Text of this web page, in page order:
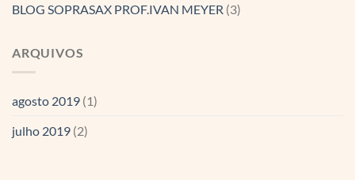
BLOG SOPRASAX PROF.IVAN MEYER (3)
ARQUIVOS
agosto 2019 (1)
julho 2019 (2)